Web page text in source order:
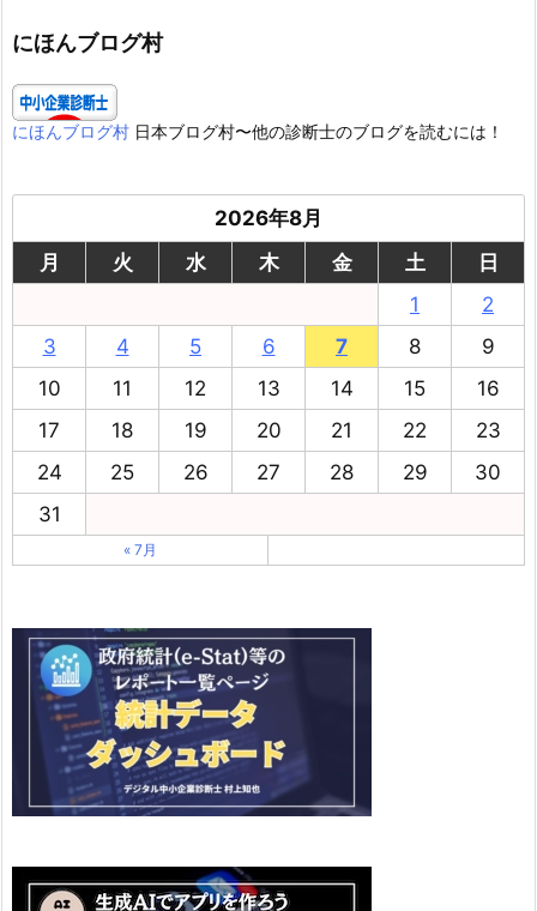
ー
にほんブログ村
にほんブログ村 日本ブログ村〜他の診断士のブログを読むには！
2026年8月
月
火 水 木 金 土
日
1
2
3
4 5 6 7 8
9
10
11 12 13 14 15
16
17
18 19 20 21 22
23
24
25 26 27 28 29
30
31
« 7月